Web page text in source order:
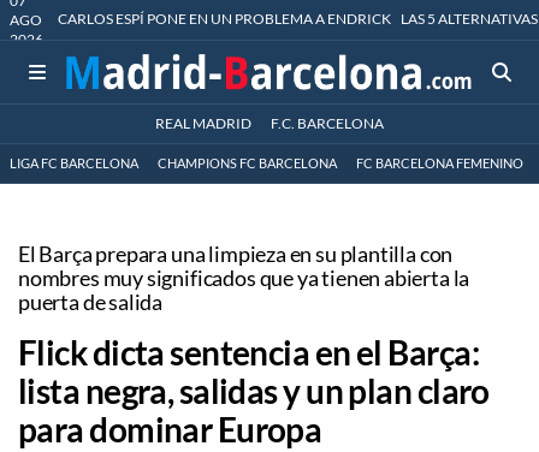
AGO
2026
CARLOS ESPÍ PONE EN UN PROBLEMA A ENDRICK LAS 5
REAL MADRID F.C. BARCELONA
LIGA FC BARCELONA CHAMPIONS FC BARCELONA FC BARCELONA FEMENINO
El Barça prepara una limpieza en su plantilla con
nombres muy significados que ya tienen abierta la
puerta de salida
Flick dicta sentencia en el Barça:
lista negra, salidas y un plan claro
para dominar Europa